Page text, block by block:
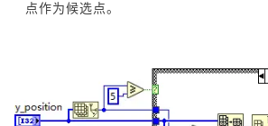
点作为候选点。